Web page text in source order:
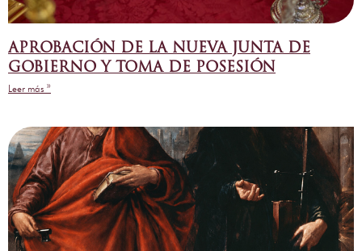
APROBACIÓN DE LA NUEVA JUNTA DE
GOBIERNO Y TOMA DE POSESIÓN
Leer más »